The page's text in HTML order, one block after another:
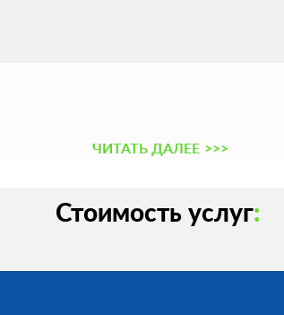
ЧИТАТЬ ДАЛЕЕ >>>
Стоимость услуг: